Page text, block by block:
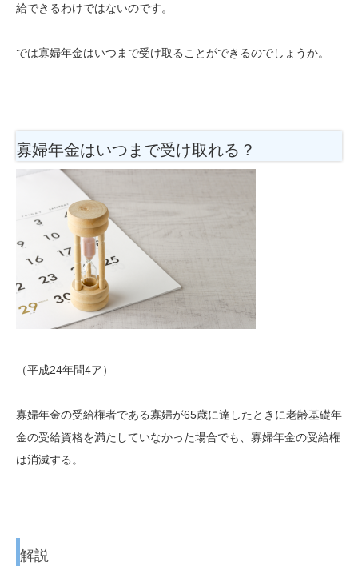
給できるわけではないのです。
では寡婦年金はいつまで受け取ることができるのでしょうか。
寡婦年金はいつまで受け取れる？
（平成24年問4ア）
寡婦年金の受給権者である寡婦が65歳に達したときに老齢基礎年
金の受給資格を満たしていなかった場合でも、寡婦年金の受給権
は消滅する。
解説